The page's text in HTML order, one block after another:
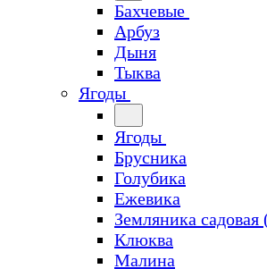
Бахчевые
Арбуз
Дыня
Тыква
Ягоды
Ягоды
Брусника
Голубика
Ежевика
Земляника садовая
Клюква
Малина